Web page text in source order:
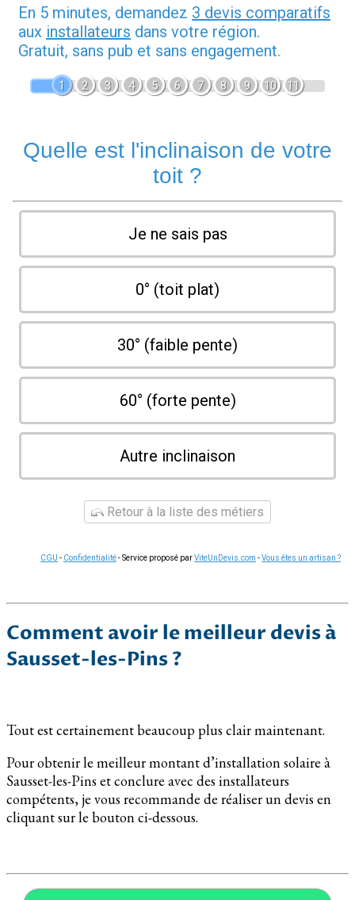
En 5 minutes, demandez 3 devis comparatifs
aux installateurs dans votre région.
Gratuit, sans pub et sans engagement.
1 2 3 4 5 6 7 8 9 10 11
Quelle est l'inclinaison de votre
toit ?
Je ne sais pas
0° (toit plat)
30° (faible pente)
60° (forte pente)
Autre inclinaison
Retour à la liste des métiers
CGU - Confidentialité- Service proposé parViteUnDevis.com -Vous êtes un artisan ?
Comment avoir le meilleur devis à
Sausset-les-Pins ?
Tout est certainement beaucoup plus clair maintenant.
Pour obtenir le meilleur montant d’installation solaire à
Sausset-les-Pins et conclure avec des installateurs
compétents, je vous recommande de réaliser un devis en
cliquant sur le bouton ci-dessous.